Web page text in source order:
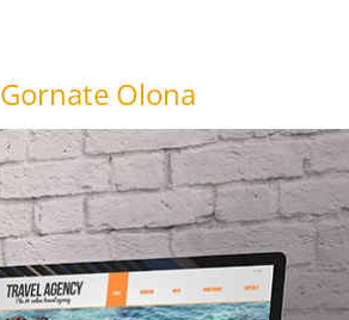
Olona